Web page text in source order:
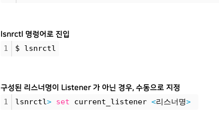
lsnrctl 명렁어로 진입
1 $ lsnrctl
구성된 리스너명이 Listener 가 아닌 경우, 수동으로 지정
1 lsnrctl> set current_listener <리스너명>